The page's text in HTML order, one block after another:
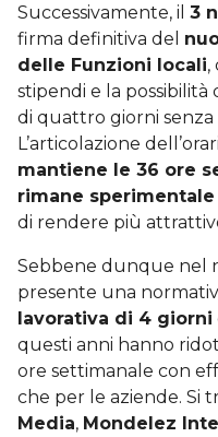
Successivamente, il 3
firma definitiva del
delle Funzioni locali,
stipendi e la possibilità
di quattro giorni
L’articolazione
mantiene le 36 ore
rimane
di rendere più
Sebbene dunque nel
presente una
lavorativa di 4 giorni
questi anni hanno
ore settimanale con
che per le aziende. Si
Media, Mondelez